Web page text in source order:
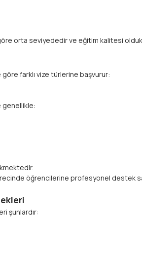
orta seviyededir ve eğitim kalitesi
farklı vize türlerine başvurur:
genellikle:
öğrencilerine profesyonel destek
şunlardır: